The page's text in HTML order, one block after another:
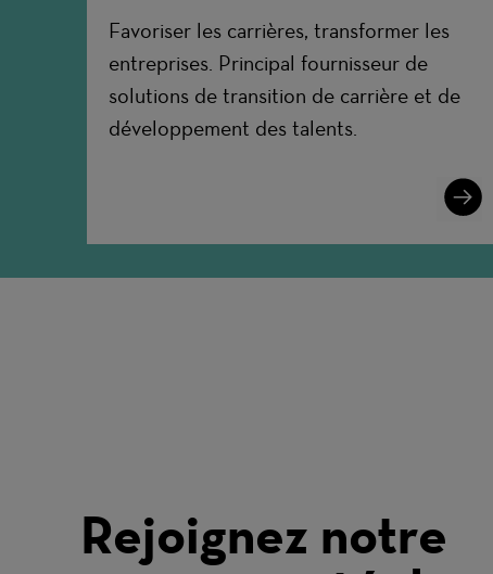
Favoriser les carrières, transformer les
entreprises. Principal fournisseur de
solutions de transition de carrière et de
développement des talents.
Learn
More
Rejoignez notre